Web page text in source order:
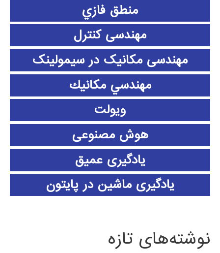
منطق فازي
مهندسی کنترل
مهندسی مکانیک در سیمولینک
مهندسي مكانيك
ویولت
هوش مصنوعی
یادگیری عمیق
یادگیری ماشین در پایتون
نوشته‌های تازه